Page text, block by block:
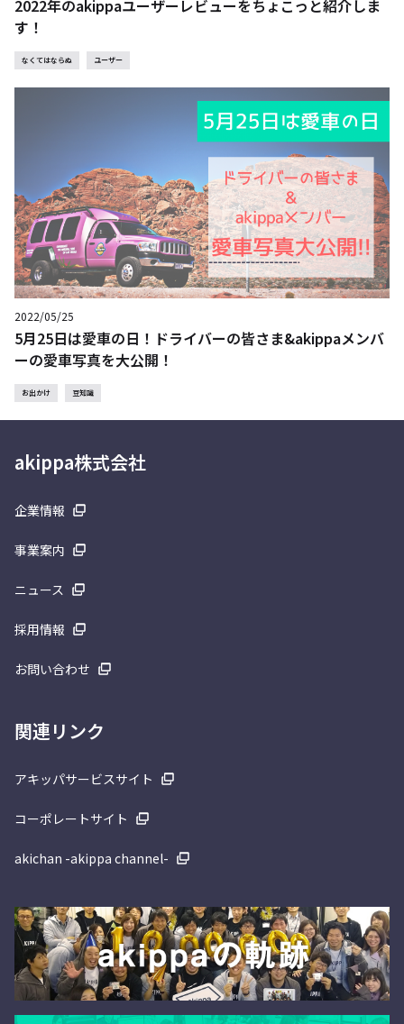
2022年のakippaユーザーレビューをちょこっと紹介しま
す！
なくてはならぬ ユーザー
2022/05/25
5月25日は愛車の日！ドライバーの皆さま&akippaメンバ
ーの愛車写真を大公開！
お出かけ 豆知識
akippa株式会社
企業情報
事業案内
ニュース
採用情報
お問い合わせ
関連リンク
アキッパサービスサイト
コーポレートサイト
akichan -akippa channel-